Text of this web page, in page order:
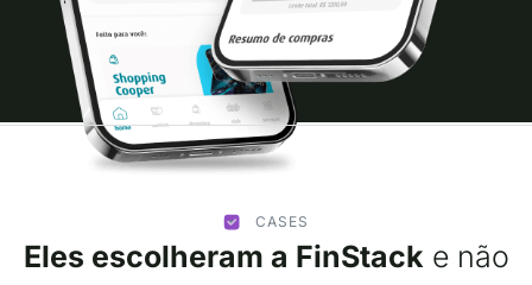
CASES
Eles escolheram a FinStacke não